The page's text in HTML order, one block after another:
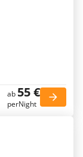
ab 55 €
perNight